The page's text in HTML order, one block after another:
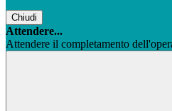
Chiudi
Attendere...
Attendere il completamento